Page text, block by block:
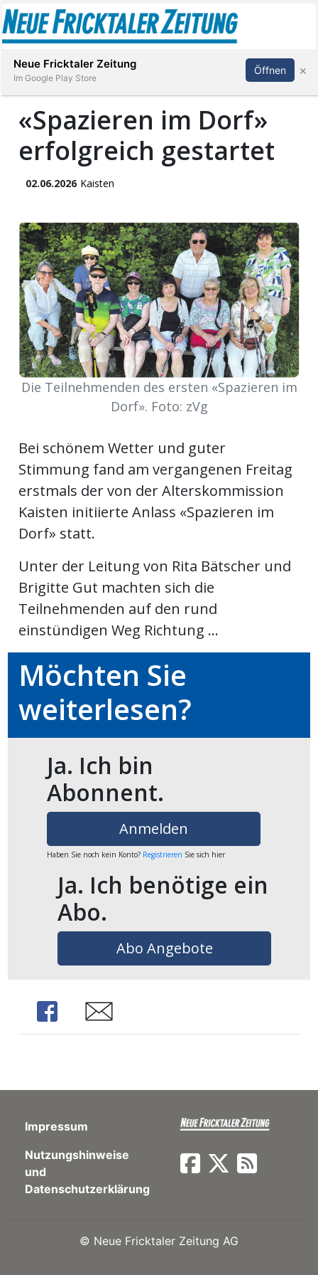
E-
Paper
App
Abonnieren Anmelden
«Spazieren im Dorf»
erfolgreich gestartet
02.06.2026 Kaisten
Die Teilnehmenden des ersten «Spazieren im
Dorf». Foto: zVg
Bei schönem Wetter und guter
Stimmung fand am vergangenen Freitag
erstmals der von der Alterskommission
Kaisten initiierte Anlass «Spazieren im
Dorf» statt.
Unter der Leitung von Rita Bätscher und
Brigitte Gut machten sich die
Teilnehmenden auf den rund
einstündigen Weg Richtung ...
Möchten Sie
weiterlesen?
Ja. Ich bin
Abonnent.
Anmelden
Haben Sie noch kein Konto? Registrieren Sie sich hier
Ja. Ich benötige ein
Abo.
Abo Angebote
Share Share
Impressum
Nutzungshinweise
und
Datenschutzerklärung
© Neue Fricktaler Zeitung AG
Neue Fricktaler Zeitung
Im Google Play Store
Öffnen ×